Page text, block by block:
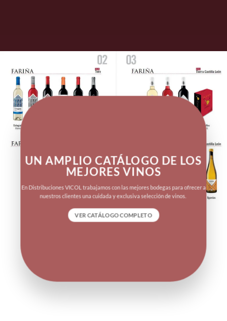
UN AMPLIO CATÁLOGO DE LOS
MEJORES VINOS
En Distribuciones VICOL trabajamos con las mejores bodegas para ofrecer a
nuestros clientes una cuidada y exclusiva selección de vinos.
VER CATÁLOGO COMPLETO